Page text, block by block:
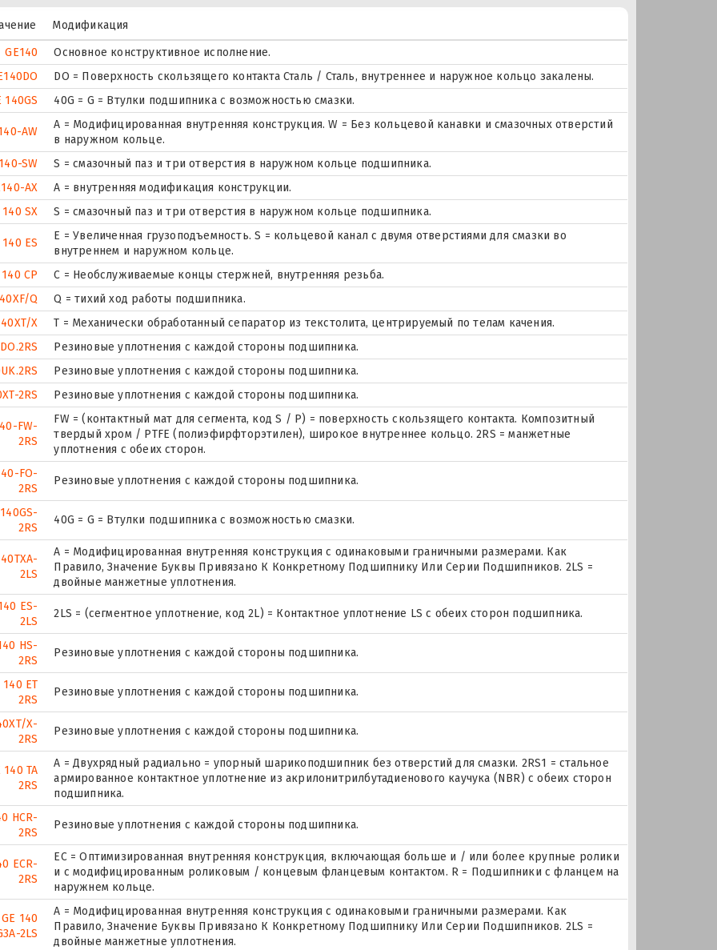
Модификация
GE140
Основное конструктивное исполнение.
DO = Поверхность скользящего контакта Сталь / Сталь, внутреннее и наружное кольцо закалены.
140GS
40G = G = Втулки подшипника с возможностью смазки.
AW
A = Модифицированная внутренняя конструкция. W = Без кольцевой канавки и смазочных отверстий
в наружном кольце.
SW
S = смазочный паз и три отверстия в наружном кольце подшипника.
AX
A = внутренняя модификация конструкции.
140 SX
S = смазочный паз и три отверстия в наружном кольце подшипника.
140 ES
E = Увеличенная грузоподъемность. S = кольцевой канал с двумя отверстиями для смазки во
внутреннем и наружном кольце.
140 CP
С = Необслуживаемые концы стержней, внутренняя резьба.
Q
Q = тихий ход работы подшипника.
X
T = Механически обработанный сепаратор из текстолита, центрируемый по телам качения.
Резиновые уплотнения с каждой стороны подшипника.
Резиновые уплотнения с каждой стороны подшипника.
2RS
Резиновые уплотнения с каждой стороны подшипника.
FW-
2RS
FW = (контактный мат для сегмента, код S / P) = поверхность скользящего контакта. Композитный
твердый хром / PTFE (полиэфирфторэтилен), широкое внутреннее кольцо. 2RS = манжетные
уплотнения с обеих сторон.
FO-
2RS
Резиновые уплотнения с каждой стороны подшипника.
2RS
40G = G = Втулки подшипника с возможностью смазки.
2LS
A = Модифицированная внутренняя конструкция с одинаковыми граничными размерами. Как
Правило, Значение Буквы Привязано К Конкретному Подшипнику Или Серии Подшипников. 2LS =
двойные манжетные уплотнения.
ES-
2LS
2LS = (сегментное уплотнение, код 2L) = Контактное уплотнение LS с обеих сторон подшипника.
HS-
2RS
Резиновые уплотнения с каждой стороны подшипника.
140 ET
2RS
Резиновые уплотнения с каждой стороны подшипника.
X-
2RS
Резиновые уплотнения с каждой стороны подшипника.
140 TA
2RS
A = Двухрядный радиально = упорный шарикоподшипник без отверстий для смазки. 2RS1 = стальное
армированное контактное уплотнение из акрилонитрилбутадиенового каучука (NBR) с обеих сторон
подшипника.
HCR-
2RS
Резиновые уплотнения с каждой стороны подшипника.
ECR-
2RS
EC = Оптимизированная внутренняя конструкция, включающая больше и / или более крупные ролики
и с модифицированным роликовым / концевым фланцевым контактом. R = Подшипники с фланцем на
наружнем кольце.
GE 140
2LS
A = Модифицированная внутренняя конструкция с одинаковыми граничными размерами. Как
Правило, Значение Буквы Привязано К Конкретному Подшипнику Или Серии Подшипников. 2LS =
двойные манжетные уплотнения.